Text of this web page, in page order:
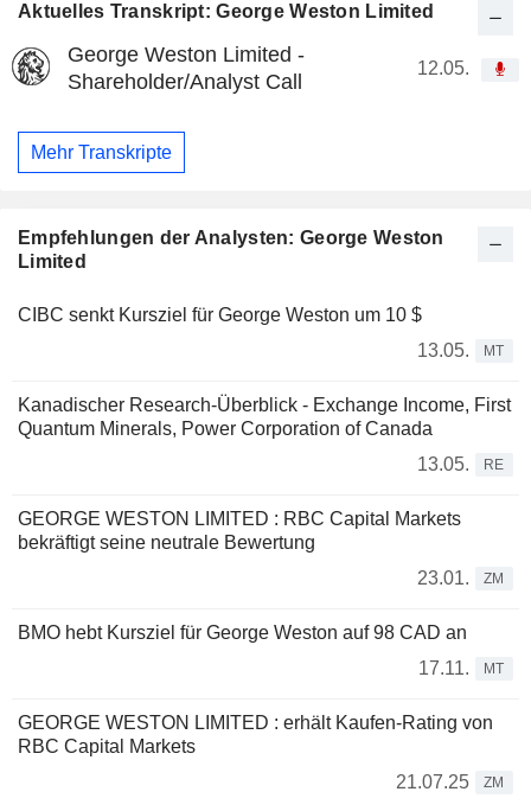
Aktuelles Transkript: George Weston Limited
George Weston Limited -
Shareholder/Analyst Call
12.05.
Mehr Transkripte
Empfehlungen der Analysten: George Weston
Limited
CIBC senkt Kursziel für George Weston um 10 $
13.05.
MT
Kanadischer Research-Überblick - Exchange Income, First
Quantum Minerals, Power Corporation of Canada
13.05.
RE
GEORGE WESTON LIMITED : RBC Capital Markets
bekräftigt seine neutrale Bewertung
23.01.
ZM
BMO hebt Kursziel für George Weston auf 98 CAD an
17.11.
MT
GEORGE WESTON LIMITED : erhält Kaufen-Rating von
RBC Capital Markets
21.07.25
ZM